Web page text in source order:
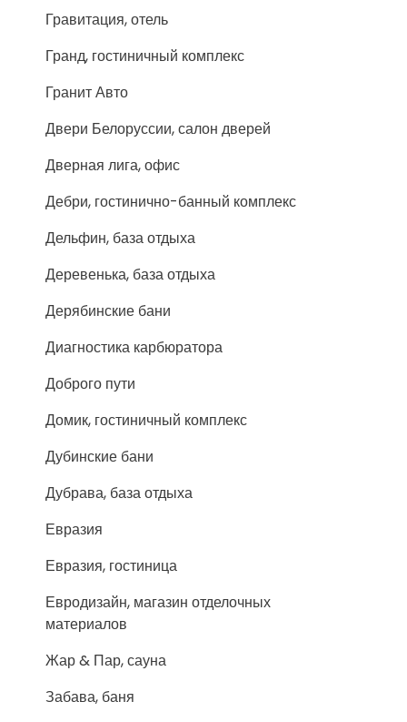
Гравитация, отель
Гранд, гостиничный комплекс
Гранит Авто
Двери Белоруссии, салон дверей
Дверная лига, офис
Дебри, гостинично-банный комплекс
Дельфин, база отдыха
Деревенька, база отдыха
Дерябинские бани
Диагностика карбюратора
Доброго пути
Домик, гостиничный комплекс
Дубинские бани
Дубрава, база отдыха
Евразия
Евразия, гостиница
Евродизайн, магазин отделочных
материалов
Жар & Пар, сауна
Забава, баня